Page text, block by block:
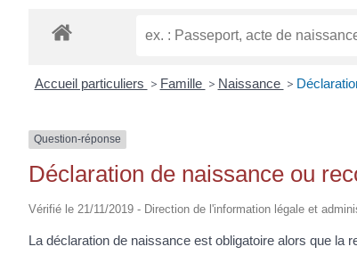
EUGÈNE
Accueil particuliers > Famille > Naissance >
Question-réponse
Déclaration de naissance ou
Vérifié le 21/11/2019 - Direction de l'information légale et
La déclaration de naissance est obligatoire alors que la